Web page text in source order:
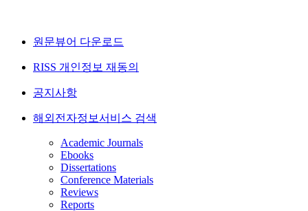
원문뷰어 다운로드
RISS 개인정보 재동의
공지사항
해외전자정보서비스 검색
Academic Journals
Ebooks
Dissertations
Conference Materials
Reviews
Reports